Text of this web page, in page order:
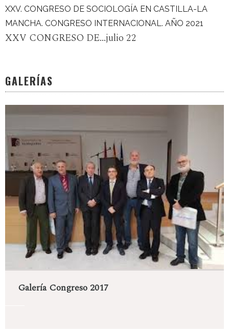
XXV. CONGRESO DE SOCIOLOGÍA EN CASTILLA-LA
MANCHA. CONGRESO INTERNACIONAL. AÑO 2021
XXV CONGRESO DE...julio 22
GALERÍAS
Galería Congreso 2017